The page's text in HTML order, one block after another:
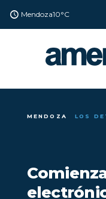
Mendoza10°C
MENDOZA LOS